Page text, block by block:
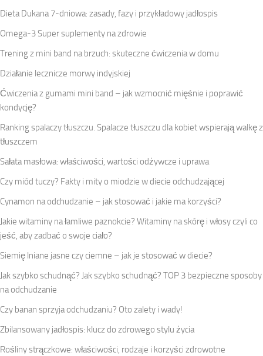
Dieta Dukana 7-dniowa: zasady, fazy i przykładowy jadłospis
Omega-3 Super suplementy na zdrowie
Trening z mini band na brzuch: skuteczne ćwiczenia w domu
Działanie lecznicze morwy indyjskiej
Ćwiczenia z gumami mini band – jak wzmocnić mięśnie i poprawić
kondycję?
Ranking spalaczy tłuszczu. Spalacze tłuszczu dla kobiet wspierają walkę z
tłuszczem
Sałata masłowa: właściwości, wartości odżywcze i uprawa
Czy miód tuczy? Fakty i mity o miodzie w diecie odchudzającej
Cynamon na odchudzanie – jak stosować i jakie ma korzyści?
Jakie witaminy na łamliwe paznokcie? Witaminy na skórę i włosy czyli co
jeść, aby zadbać o swoje ciało?
Siemię lniane jasne czy ciemne – jak je stosować w diecie?
Jak szybko schudnąć? Jak szybko schudnąć? TOP 3 bezpieczne sposoby
na odchudzanie
Czy banan sprzyja odchudzaniu? Oto zalety i wady!
Zbilansowany jadłospis: klucz do zdrowego stylu życia
Rośliny strączkowe: właściwości, rodzaje i korzyści zdrowotne